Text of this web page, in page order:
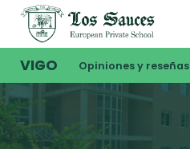
VIGO Opiniones y reseñas